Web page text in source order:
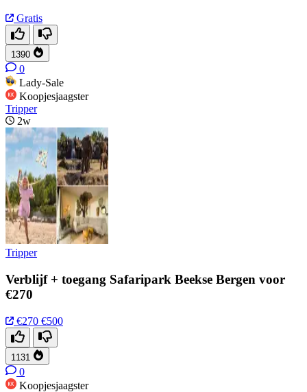
Gratis
1390
0
Lady-Sale
Koopjesjaagster
Tripper
2w
Tripper
Verblijf + toegang Safaripark Beekse Bergen voor
€270
€270 €500
1131
0
Koopjesjaagster